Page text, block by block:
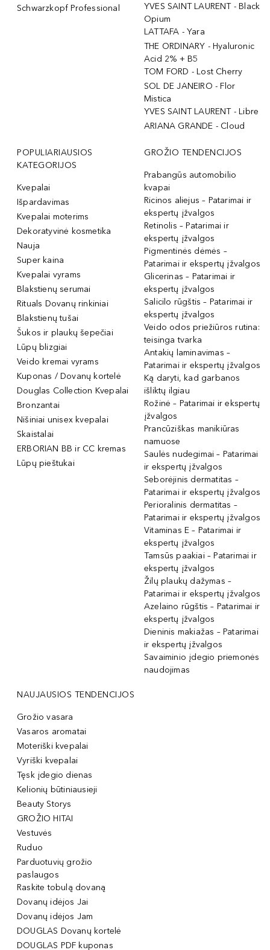
Schwarzkopf Professional
YVES SAINT LAURENT - Black
Opium
LATTAFA - Yara
THE ORDINARY - Hyaluronic
Acid 2% + B5
TOM FORD - Lost Cherry
SOL DE JANEIRO - Flor
Mistica
YVES SAINT LAURENT - Libre
ARIANA GRANDE - Cloud
POPULIARIAUSIOS
KATEGORIJOS
Kvepalai
Išpardavimas
Kvepalai moterims
Dekoratyvinė kosmetika
Nauja
Super kaina
Kvepalai vyrams
Blakstienų serumai
Rituals Dovanų rinkiniai
Blakstienų tušai
Šukos ir plaukų šepečiai
Lūpų blizgiai
Veido kremai vyrams
Kuponas / Dovanų kortelė
Douglas Collection Kvepalai
Bronzantai
Nišiniai unisex kvepalai
Skaistalai
ERBORIAN BB ir CC kremas
Lūpų pieštukai
GROŽIO TENDENCIJOS
Prabangūs automobilio
kvapai
Ricinos aliejus – Patarimai ir
ekspertų įžvalgos
Retinolis – Patarimai ir
ekspertų įžvalgos
Pigmentinės dėmės –
Patarimai ir ekspertų įžvalgos
Glicerinas – Patarimai ir
ekspertų įžvalgos
Salicilo rūgštis – Patarimai ir
ekspertų įžvalgos
Veido odos priežiūros rutina:
teisinga tvarka
Antakių laminavimas –
Patarimai ir ekspertų įžvalgos
Ką daryti, kad garbanos
išliktų ilgiau
Rožinė – Patarimai ir ekspertų
įžvalgos
Prancūziškas manikiūras
namuose
Saulės nudegimai – Patarimai
ir ekspertų įžvalgos
Seborėjinis dermatitas –
Patarimai ir ekspertų įžvalgos
Perioralinis dermatitas –
Patarimai ir ekspertų įžvalgos
Vitaminas E – Patarimai ir
ekspertų įžvalgos
Tamsūs paakiai – Patarimai ir
ekspertų įžvalgos
Žilų plaukų dažymas –
Patarimai ir ekspertų įžvalgos
Azelaino rūgštis – Patarimai ir
ekspertų įžvalgos
Dieninis makiažas – Patarimai
ir ekspertų įžvalgos
Savaiminio įdegio priemonės
naudojimas
NAUJAUSIOS TENDENCIJOS
Grožio vasara
Vasaros aromatai
Moteriški kvepalai
Vyriški kvepalai
Tęsk įdegio dienas
Kelionių būtiniausieji
Beauty Storys
GROŽIO HITAI
Vestuvės
Ruduo
Parduotuvių grožio
paslaugos
Raskite tobulą dovaną
Dovanų idėjos Jai
Dovanų idėjos Jam
DOUGLAS Dovanų kortelė
DOUGLAS PDF kuponas